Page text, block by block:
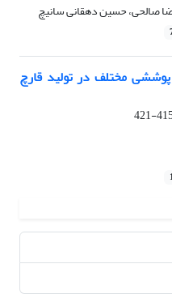
صالحی، حسین دهقانی سانیچ
مختلف در تولید قارچ
415-